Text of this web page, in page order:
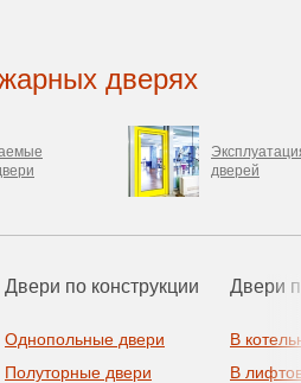
дверях
дверей
Двери по конструкции
Однопольные двери
Полуторные двери
Двери
В
В